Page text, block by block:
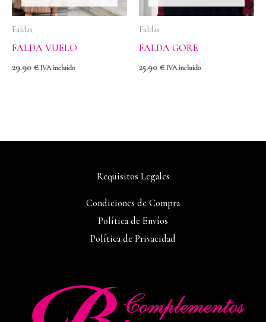
Faldas
FALDA VUELO
29.90 € IVA incluido
Faldas
FALDA GORE
25.90 € IVA incluido
Requisitos Legales
Condiciones de Compra
Política de Envíos
Política de Privacidad